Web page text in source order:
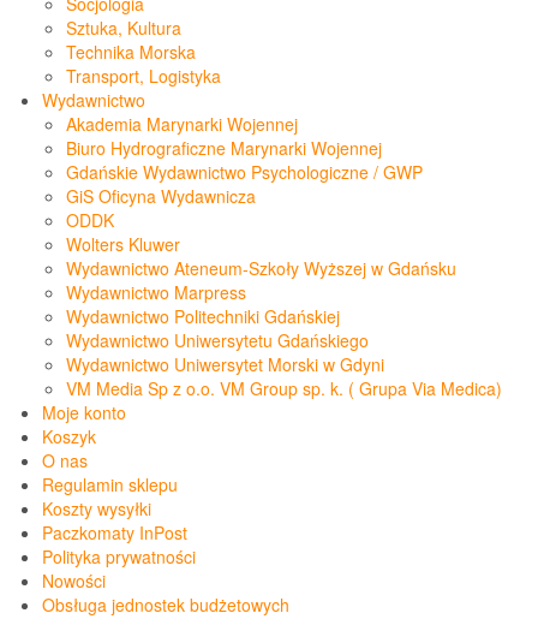
Sztuka, Kultura
Technika Morska
Transport, Logistyka
Wydawnictwo
Akademia Marynarki Wojennej
Biuro Hydrograficzne Marynarki Wojennej
Gdańskie Wydawnictwo Psychologiczne / GWP
GiS Oficyna Wydawnicza
ODDK
Wolters Kluwer
Wydawnictwo Ateneum-Szkoły Wyższej w Gdańsku
Wydawnictwo Marpress
Wydawnictwo Politechniki Gdańskiej
Wydawnictwo Uniwersytetu Gdańskiego
Wydawnictwo Uniwersytet Morski w Gdyni
VM Media Sp z o.o. VM Group sp. k. ( Grupa Via Medica)
Moje konto
Koszyk
O nas
Regulamin sklepu
Koszty wysyłki
Paczkomaty InPost
Polityka prywatności
Nowości
Obsługa jednostek budżetowych